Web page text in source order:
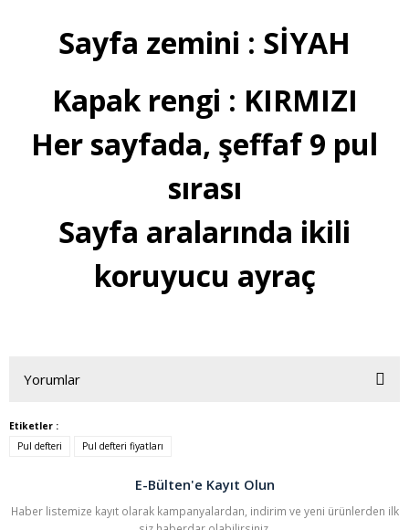
Sayfa zemini : SİYAH
Kapak rengi : KIRMIZI
Her sayfada, şeffaf 9 pul
sırası
Sayfa aralarında ikili
koruyucu ayraç
Yorumlar
Bu ürüne ilk yorumu siz yapın!
Yorum Yaz
Etiketler :
Pul defteri
Pul defteri fiyatları
E-Bülten'e Kayıt Olun
Haber listemize kayıt olarak kampanyalardan, indirim ve yeni ürünlerden ilk